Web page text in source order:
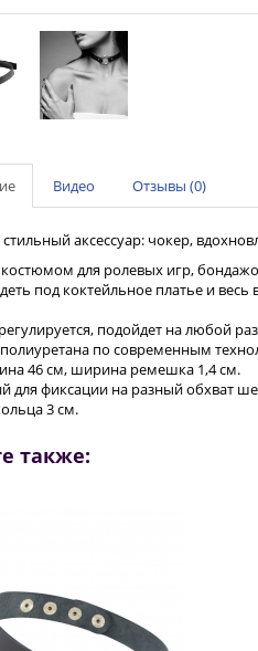
Видео Отзывы (0)
аксессуар: чокер,
костюмом для ролевых игр,
под коктейльное платье и
подойдет на любой
по современным
46 см, ширина ремешка 1,4 см.
для фиксации на разный обхват
3 см.
также: